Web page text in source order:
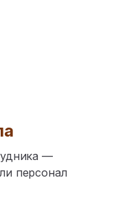
—
персонал